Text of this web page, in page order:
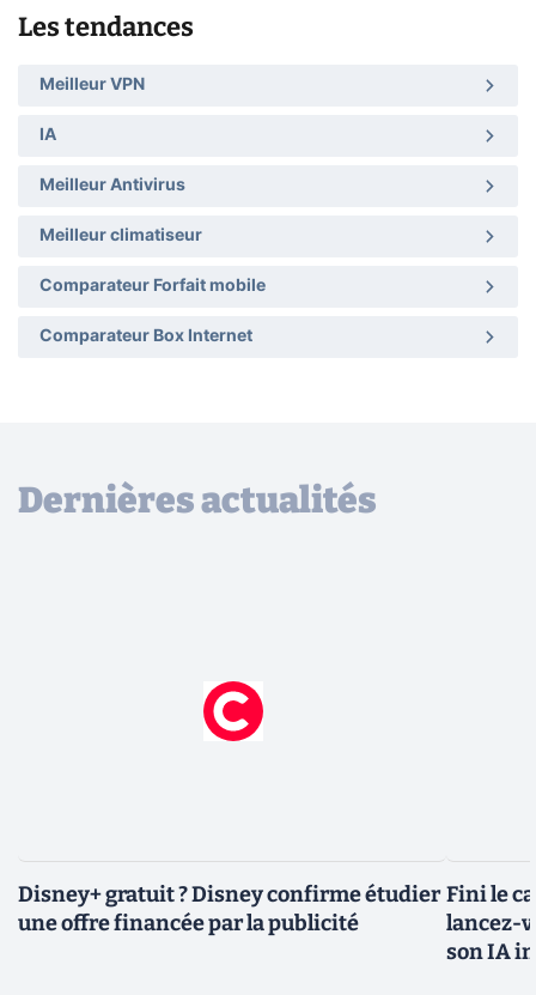
Les tendances
Meilleur VPN
IA
Meilleur Antivirus
Meilleur climatiseur
Comparateur Forfait mobile
Comparateur Box Internet
Dernières actualités
Disney+ gratuit ? Disney confirme étudier
une offre financée par la publicité
Fini le
lancez-
son IA